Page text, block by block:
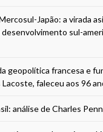
Japão: a virada
sul-
geopolítica francesa e
Lacoste, faleceu aos 96
análise de Charles